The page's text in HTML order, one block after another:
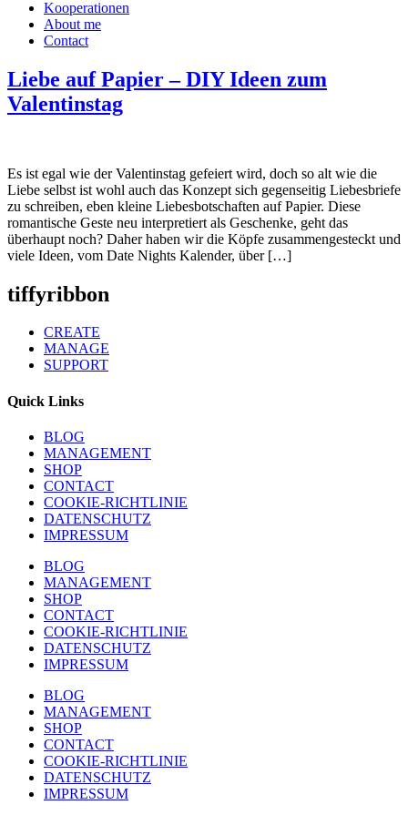
Kooperationen
About me
Contact
Liebe auf Papier – DIY Ideen zum
Valentinstag
Es ist egal wie der Valentinstag gefeiert wird, doch so alt wie die
Liebe selbst ist wohl auch das Konzept sich gegenseitig Liebesbriefe
zu schreiben, eben kleine Liebesbotschaften auf Papier. Diese
romantische Geste neu interpretiert als Geschenke, geht das
überhaupt noch? Daher haben wir die Köpfe zusammengesteckt und
viele Ideen, vom Date Nights Kalender, über […]
tiffyribbon
CREATE
MANAGE
SUPPORT
Quick Links
BLOG
MANAGEMENT
SHOP
CONTACT
COOKIE-RICHTLINIE
DATENSCHUTZ
IMPRESSUM
BLOG
MANAGEMENT
SHOP
CONTACT
COOKIE-RICHTLINIE
DATENSCHUTZ
IMPRESSUM
BLOG
MANAGEMENT
SHOP
CONTACT
COOKIE-RICHTLINIE
DATENSCHUTZ
IMPRESSUM